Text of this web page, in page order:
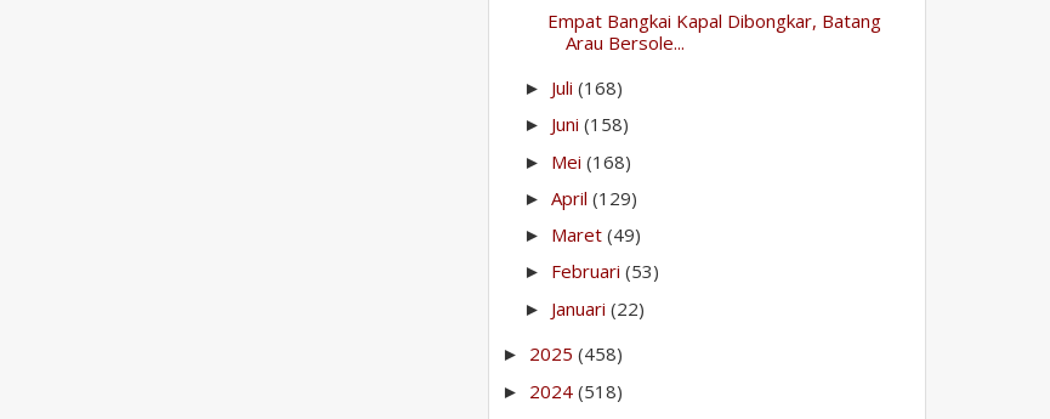
Empat Bangkai Kapal Dibongkar, Batang
Arau Bersole...
► Juli(168)
► Juni(158)
► Mei(168)
►April(129)
► Maret(49)
► Februari(53)
► Januari(22)
► 2025(458)
► 2024(518)